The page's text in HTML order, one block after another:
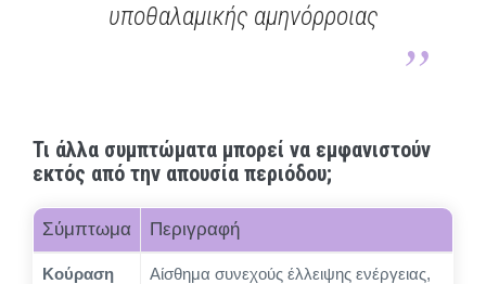
υποθαλαμικής αμηνόρροιας
Τι άλλα συμπτώματα μπορεί να εμφανιστούν
εκτός από την απουσία περιόδου;
Σύμπτωμα Περιγραφή
Κούραση
Αίσθημα συνεχούς έλλειψης ενέργειας,